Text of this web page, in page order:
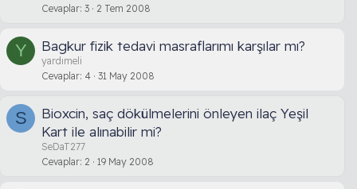
Cevaplar 3 2 Tem 2008
Y Bagkur fizik tedavi masraflarımı karşılar mı?
yardımeli
Cevaplar 4 31 May 2008
S
Bioxcin, saç dökülmelerini önleyen ilaç Yeşil
Kart ile alınabilir mi?
SeDaT277
Cevaplar 2 19 May 2008